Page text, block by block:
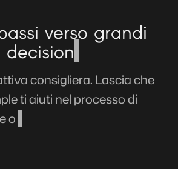
verso grandi
decisioni
consigliera. Lascia che
ti aiuti nel processo di
o trasformazione del tuo